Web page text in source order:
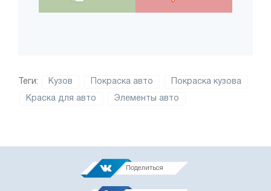
Теги: Кузов Покраска авто Покраска кузова
Краска для авто Элементы авто
Поделиться